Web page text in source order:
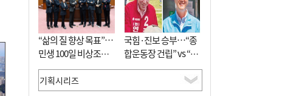
“삶의 질 향상 목표”…
민생 100일 비상조치
면밀 심사
국힘·진보 승부…“종
합운동장 건립” vs “출
근 공공버스 도입”